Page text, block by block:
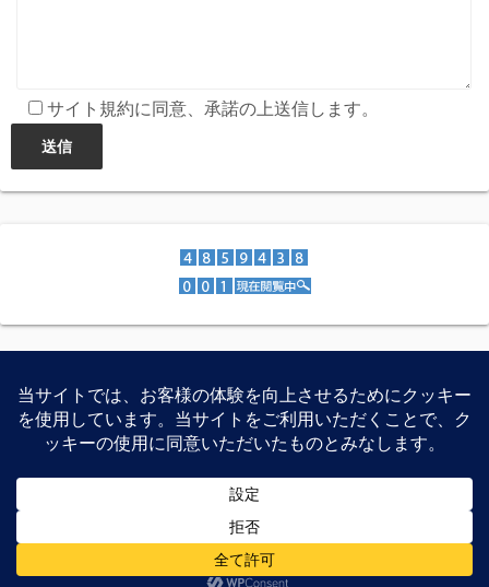
サイト規約に同意、承諾の上送信します。
スマートフォン、家電製品、PCパーツなどの特価紹介、レ
ビュー等を公開しています。
Recon-ReviewDays